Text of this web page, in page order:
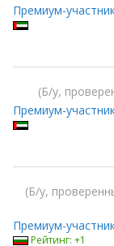
Премиум-
Б/у,
Премиум-
Б/у,
Премиум-
Рейтинг: +1